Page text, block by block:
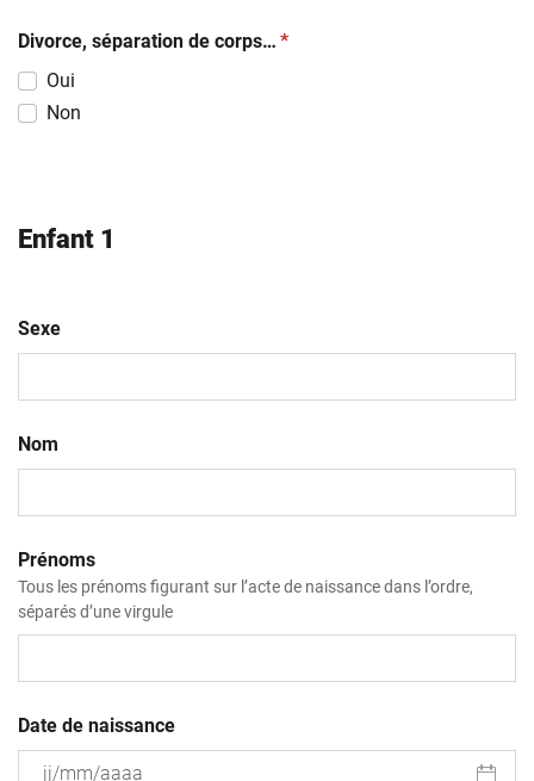
Divorce, séparation de corps… (obligatoire)
*
Oui
Non
Enfant 1
Sexe
Nom
Prénoms
Tous les prénoms figurant sur l’acte de naissance dans l’ordre,
séparés d’une virgule
Date de naissance